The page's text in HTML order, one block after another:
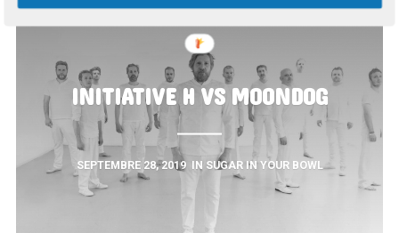
INITIATIVE H VS MOONDOG
SEPTEMBRE 28, 2019 IN SUGAR IN YOUR BOWL